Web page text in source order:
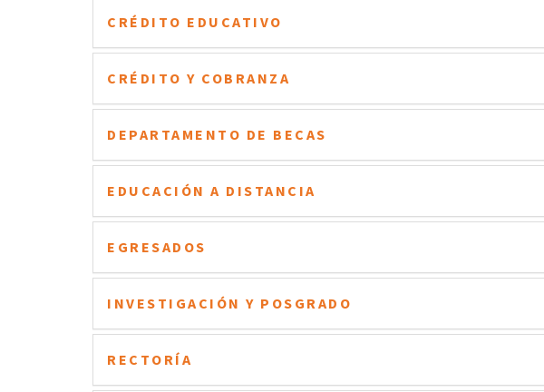
CRÉDITO EDUCATIVO
CRÉDITO Y COBRANZA
DEPARTAMENTO DE BECAS
EDUCACIÓN A DISTANCIA
EGRESADOS
INVESTIGACIÓN Y POSGRADO
RECTORÍA